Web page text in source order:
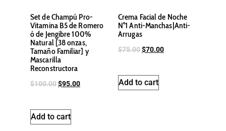
Set de Champú Pro-
Vitamina B5 de Romero
ó de Jengibre 100%
Natural [38 onzas,
Tamaño Familiar] y
Mascarilla
Reconstructora
$100.00$95.00
Add to cart
Crema Facial de Noche
N°1 Anti-Manchas|Anti-
Arrugas
$75.00$70.00
Add to cart